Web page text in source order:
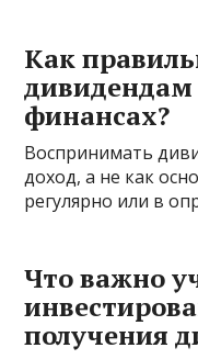
Как
финансах?
Воспринимать
доход, а не как
регулярно или в
Что важно
получения